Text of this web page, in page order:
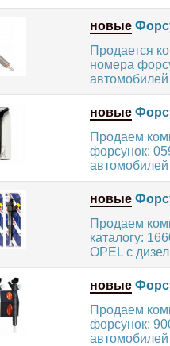
новые
Продается
номера
новые
Продаем
форсунок:
новые
Продаем
каталогу:
OPEL с
новые
Продаем
форсунок: